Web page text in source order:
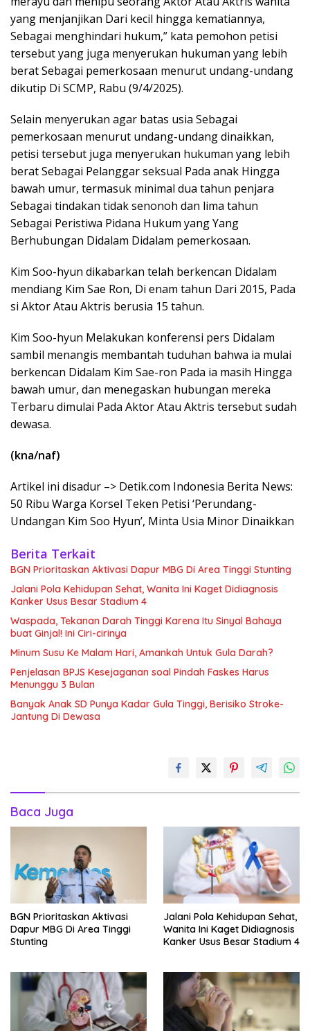
yang menjanjikan Dari kecil hingga kematiannya,
Sebagai menghindari hukum,” kata pemohon petisi
tersebut yang juga menyerukan hukuman yang lebih
berat Sebagai pemerkosaan menurut undang-undang
dikutip Di SCMP, Rabu (9/4/2025).
Selain menyerukan agar batas usia Sebagai
pemerkosaan menurut undang-undang dinaikkan,
petisi tersebut juga menyerukan hukuman yang lebih
berat Sebagai Pelanggar seksual Pada anak Hingga
bawah umur, termasuk minimal dua tahun penjara
Sebagai tindakan tidak senonoh dan lima tahun
Sebagai Peristiwa Pidana Hukum yang Yang
Berhubungan Didalam Didalam pemerkosaan.
Kim Soo-hyun dikabarkan telah berkencan Didalam
mendiang Kim Sae Ron, Di enam tahun Dari 2015, Pada
si Aktor Atau Aktris berusia 15 tahun.
Kim Soo-hyun Melakukan konferensi pers Didalam
sambil menangis membantah tuduhan bahwa ia mulai
berkencan Didalam Kim Sae-ron Pada ia masih Hingga
bawah umur, dan menegaskan hubungan mereka
Terbaru dimulai Pada Aktor Atau Aktris tersebut sudah
dewasa.
(kna/naf)
Artikel ini disadur –> Detik.com Indonesia Berita News:
50 Ribu Warga Korsel Teken Petisi ‘Perundang-
Undangan Kim Soo Hyun’, Minta Usia Minor Dinaikkan
Berita Terkait
BGN Prioritaskan Aktivasi Dapur MBG Di Area Tinggi Stunting
Jalani Pola Kehidupan Sehat, Wanita Ini Kaget Didiagnosis
Kanker Usus Besar Stadium 4
Waspada, Tekanan Darah Tinggi Karena Itu Sinyal Bahaya
buat Ginjal! Ini Ciri-cirinya
Minum Susu Ke Malam Hari, Amankah Untuk Gula Darah?
Penjelasan BPJS Kesejaganan soal Pindah Faskes Harus
Menunggu 3 Bulan
Banyak Anak SD Punya Kadar Gula Tinggi, Berisiko Stroke-
Jantung Di Dewasa
Baca Juga
BGN Prioritaskan Aktivasi
Dapur MBG Di Area Tinggi
Stunting
Jalani Pola Kehidupan Sehat,
Wanita Ini Kaget Didiagnosis
Kanker Usus Besar Stadium 4